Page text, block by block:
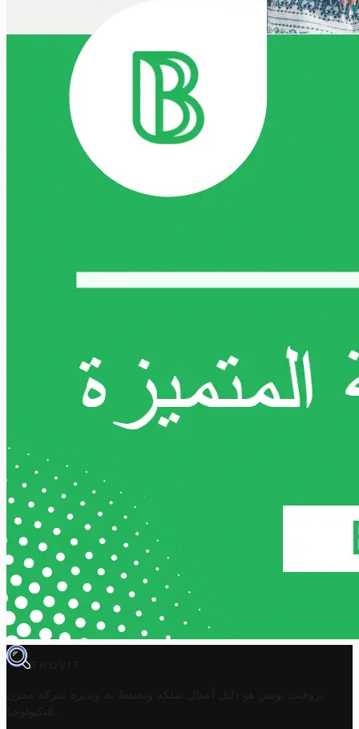
TROVIT
تروفيت تونس هو دليل أعمال تملكه وتحتفظ به وتديره
شركة مخزن
التكنولوجيا